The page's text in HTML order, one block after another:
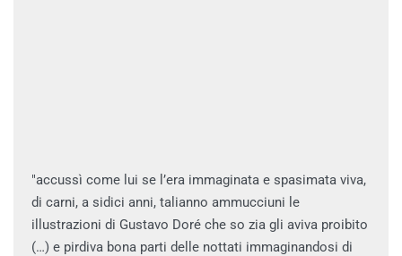
"accussì come lui se l’era immaginata e spasimata viva,
di carni, a sidici anni, talianno ammucciuni le
illustrazioni di Gustavo Doré che so zia gli aviva proibito
(…) e pirdiva bona parti delle nottati immaginandosi di